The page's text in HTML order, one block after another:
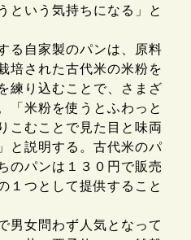
という気持ちになる」と
る自家製のパンは、原料
培された古代米の米粉を
練り込むことで、さまざ
「米粉を使うとふわっと
こむことで見た目と味両
と説明する。古代米のパ
のパンは１３０円で販売
１つとして提供すること
男女問わず人気となって